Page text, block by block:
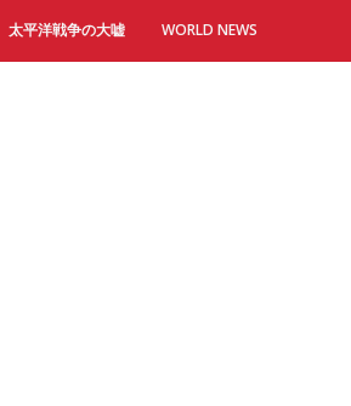
太平洋戦争の大嘘 WORLD NEWS